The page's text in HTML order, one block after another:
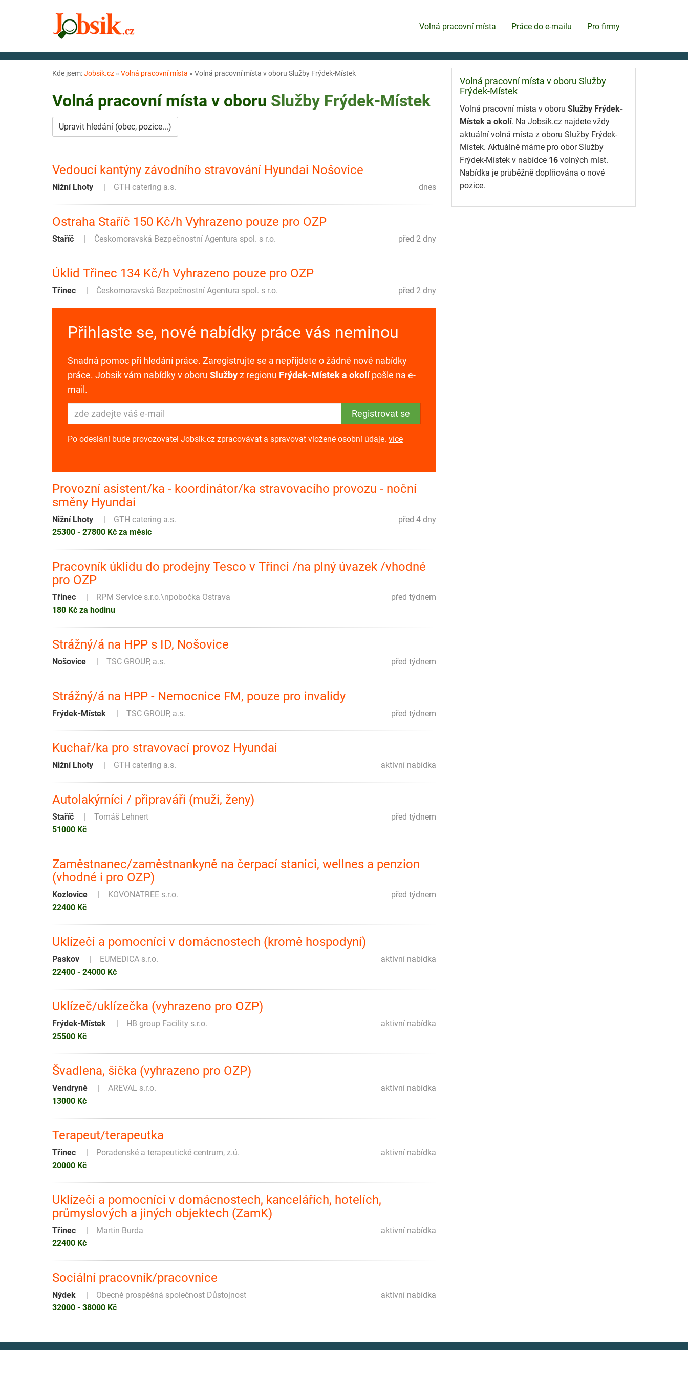
Volná pracovní místa Práce do e-mailu Pro firmy
Kde jsem:Jobsik.cz » Volná pracovní místa » Volná pracovní místa v oboru Služby Frýdek-Místek
Volná pracovní místa v oboru Služby Frýdek-Místek
Upravit hledání (obec, pozice...)
Vedoucí kantýny závodního stravování Hyundai Nošovice
dnes
Nižní Lhoty GTH catering a.s.
Ostraha Staříč 150 Kč/h Vyhrazeno pouze pro OZP
před 2 dny
Staříč Českomoravská Bezpečnostní Agentura spol. s r.o.
Úklid Třinec 134 Kč/h Vyhrazeno pouze pro OZP
před 2 dny
Třinec Českomoravská Bezpečnostní Agentura spol. s r.o.
Přihlaste se, nové nabídky práce vás neminou
Snadná pomoc při hledání práce. Zaregistrujte se a nepřijdete o žádné nové nabídky
práce. Jobsik vám nabídky v oboru Službyz regionu Frýdek-Místek a okolípošle na e-
mail.
Po odeslání bude provozovatel Jobsik.cz zpracovávat a spravovat vložené osobní údaje. více
Provozní asistent/ka - koordinátor/ka stravovacího provozu - noční
směny Hyundai
před 4 dny
Nižní Lhoty
GTH catering a.s.
25300 - 27800 Kč za měsíc
Pracovník úklidu do prodejny Tesco v Třinci /na plný úvazek /vhodné
pro OZP
před týdnem
Třinec
RPM Service s.r.o.\npobočka Ostrava
180 Kč za hodinu
Strážný/á na HPP s ID, Nošovice
před týdnem
Nošovice TSC GROUP, a.s.
Strážný/á na HPP - Nemocnice FM, pouze pro invalidy
před týdnem
Frýdek-Místek TSC GROUP, a.s.
Kuchař/ka pro stravovací provoz Hyundai
aktivní nabídka
Nižní Lhoty GTH catering a.s.
Autolakýrníci / připraváři (muži, ženy)
před týdnem
Staříč
Tomáš Lehnert
51000 Kč
Zaměstnanec/zaměstnankyně na čerpací stanici, wellnes a penzion
(vhodné i pro OZP)
před týdnem
Kozlovice
KOVONATREE s.r.o.
22400 Kč
Uklízeči a pomocníci v domácnostech (kromě hospodyní)
aktivní nabídka
Paskov
EUMEDICA s.r.o.
22400 - 24000 Kč
Uklízeč/uklízečka (vyhrazeno pro OZP)
aktivní nabídka
Frýdek-Místek
HB group Facility s.r.o.
25500 Kč
Švadlena, šička (vyhrazeno pro OZP)
aktivní nabídka
Vendryně
AREVAL s.r.o.
13000 Kč
Terapeut/terapeutka
aktivní nabídka
Třinec
Poradenské a terapeutické centrum, z.ú.
20000 Kč
Uklízeči a pomocníci v domácnostech, kancelářích, hotelích,
průmyslových a jiných objektech (ZamK)
aktivní nabídka
Třinec
Martin Burda
22400 Kč
Sociální pracovník/pracovnice
aktivní nabídka
Nýdek
Obecně prospěšná společnost Důstojnost
32000 - 38000 Kč
Volná pracovní místa v oboru Služby
Frýdek-Místek
Volná pracovní místa v oboru Služby Frýdek-
Místek a okolí. Na Jobsik.cz najdete vždy
aktuální volná místa z oboru Služby Frýdek-
Místek. Aktuálně máme pro obor Služby
Frýdek-Místek v nabídce 16 volných míst.
Nabídka je průběžně doplňována o nové
pozice.